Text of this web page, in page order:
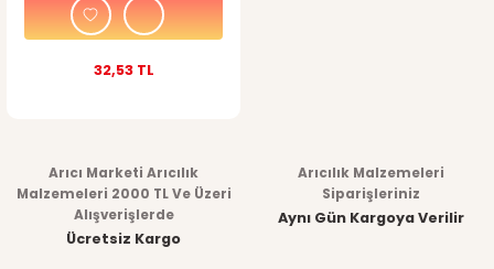
32,53 TL
Arıcı Marketi Arıcılık
Malzemeleri 2000 TL Ve Üzeri
Alışverişlerde
Ücretsiz Kargo
Arıcılık Malzemeleri
Siparişleriniz
Aynı Gün Kargoya Verilir